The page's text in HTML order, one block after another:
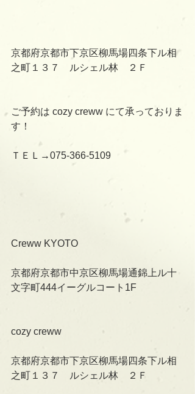
京都府京都市下京区柳馬場四条下ル相
之町１３７　ルシェル林　２Ｆ
ご予約は cozy creww にて承っておりま
す！
ＴＥＬ→075-366-5109
Creww KYOTO
京都府京都市中京区柳馬場通錦上ル十
文字町444イーグルコート1F
cozy creww
京都府京都市下京区柳馬場四条下ル相
之町１３７　ルシェル林　２Ｆ